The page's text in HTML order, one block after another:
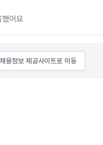
어요
채용정보 제공사이트로 이동